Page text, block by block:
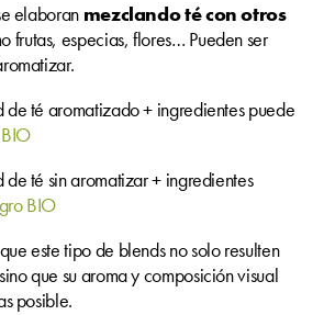
elaboran mezclando té con otros
frutas, especias, flores… Pueden ser
de té aromatizado + ingredientes puede
té sin aromatizar + ingredientes
BIO
este tipo de blends no solo resulten
que su aroma y composición visual
posible.